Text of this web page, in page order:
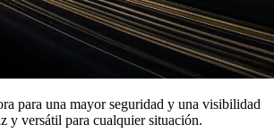
para una mayor seguridad y una visibilidad
y versátil para cualquier situación.